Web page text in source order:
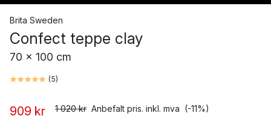
Brita Sweden
Confect teppe clay
70 x 100 cm
(5)
909 kr 1 020 kr Anbefalt pris. inkl. mva (-11%)